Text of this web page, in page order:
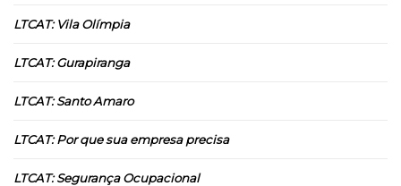
LTCAT: Vila Olímpia
LTCAT: Gurapiranga
LTCAT: Santo Amaro
LTCAT: Por que sua empresa precisa
LTCAT: Segurança Ocupacional